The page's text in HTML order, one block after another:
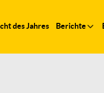
des Jahres Berichte